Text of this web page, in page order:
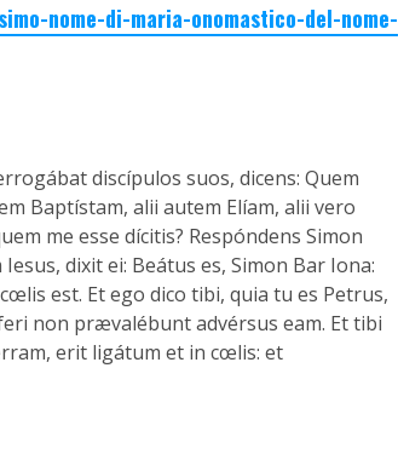
nome-di-maria-onomastico-del-nome-
discípulos suos, dicens: Quem
Baptístam, alii autem Elíam, alii vero
me esse dícitis? Respóndens Simon
dixit ei: Beátus es, Simon Bar Iona:
est. Et ego dico tibi, quia tu es Petrus,
non prævalébunt advérsus eam. Et tibi
erit ligátum et in cœlis: et